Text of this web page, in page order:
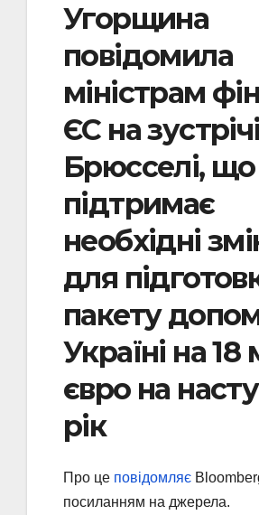
Угорщина
повідомила
міністрам
ЄС на
Брюсселі,
підтримає
необхідні
для
пакету
Україні на
євро на
рік
Про це повідомляє
посиланням на джерела.